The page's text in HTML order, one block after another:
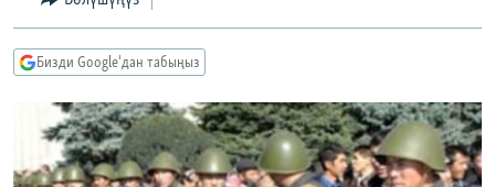
БҮГҮН АЗАТТЫКТА
ЭКСПЕРТТЕР ТАЛДАЙТ
БИЗ ЖАНА ДҮЙНӨ
ПОДКАСТ
ӨЗГӨЧӨ ПИКИР
Русский
Бизди Google'дан табыңыз